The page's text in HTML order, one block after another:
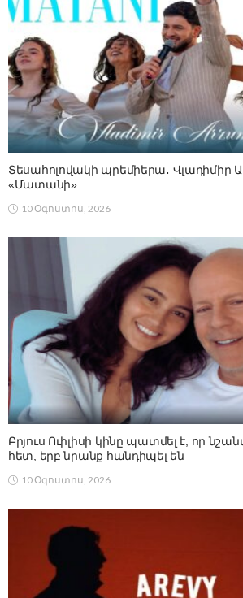
Տեսահոլովակի պրեմիերա․ Վլադիմիր
«Մատանի»
10 Օգոստոս, 2026
Բրյուս Ուիլիսի կինը պատմել է, որ
հետ, երբ նրանք հանդիպել են
10 Օգոստոս, 2026